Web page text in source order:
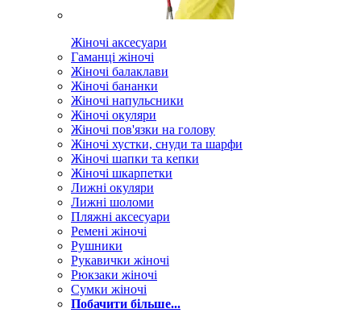
Жіночі аксесуари
Гаманці жіночі
Жіночі балаклави
Жіночі бананки
Жіночі напульсники
Жіночі окуляри
Жіночі пов'язки на голову
Жіночі хустки, снуди та шарфи
Жіночі шапки та кепки
Жіночі шкарпетки
Лижні окуляри
Лижні шоломи
Пляжні аксесуари
Ремені жіночі
Рушники
Рукавички жіночі
Рюкзаки жіночі
Сумки жіночі
Побачити більше...